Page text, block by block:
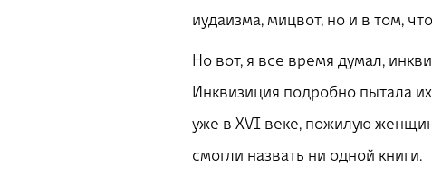
иудаизма, мицвот, но и в том,
Но вот, я все время думал,
Инквизиция подробно пытала
уже в XVI веке, пожилую
смогли назвать ни одной книги.